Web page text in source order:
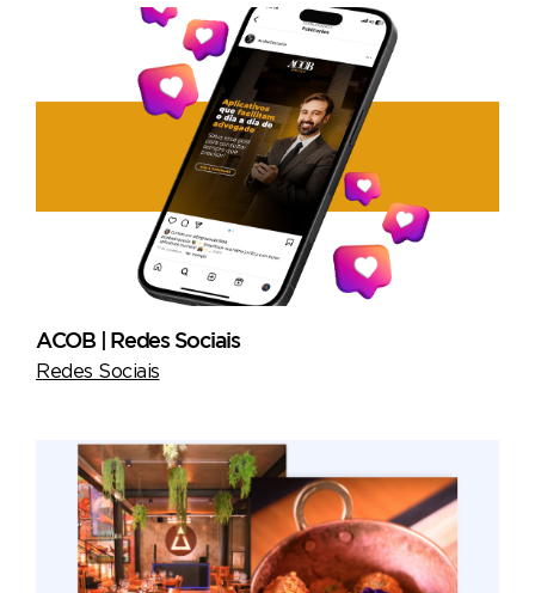
ACOB | Redes Sociais
Redes Sociais